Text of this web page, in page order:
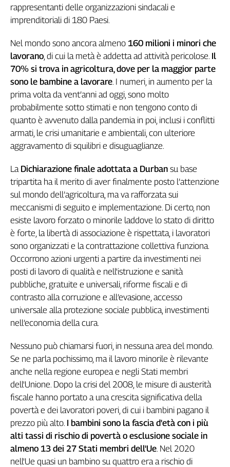
Cgil
Collettiva
Collettiva
Play
Rubriche
Talk
La
settimana
Collettiva
Girasoli
Sassolino
Linea
Economica
Tech
It
Easy
Idea
Diffusa
InFlai
Le
trasmissioni
Work
in
Progress
L'Italia
nel
Lavoro
Territori
Abruzzo-
Molise
rappresentanti delle organizzazioni sindacali e
imprenditoriali di 180 Paesi.
Nel mondo sono ancora almeno 160 milioni i minori che
lavorano, di cui la metà è addetta ad attività pericolose. Il
70% si trova in agricoltura, dove per la maggior parte
sono le bambine a lavorare. I numeri, in aumento per la
prima volta da vent’anni ad oggi, sono molto
probabilmente sotto stimati e non tengono conto di
quanto è avvenuto dalla pandemia in poi, inclusi i conflitti
armati, le crisi umanitarie e ambientali, con ulteriore
aggravamento di squilibri e disuguaglianze.
La Dichiarazione finale adottata a Durban su base
tripartita ha il merito di aver finalmente posto l’attenzione
sul mondo dell’agricoltura, ma va rafforzata sui
meccanismi di seguito e implementazione. Di certo, non
esiste lavoro forzato o minorile laddove lo stato di diritto
è forte, la libertà di associazione è rispettata, i lavoratori
sono organizzati e la contrattazione collettiva funziona.
Occorrono azioni urgenti a partire da investimenti nei
posti di lavoro di qualità e nell'istruzione e sanità
pubbliche, gratuite e universali, riforme fiscali e di
contrasto alla corruzione e all’evasione, accesso
universale alla protezione sociale pubblica, investimenti
nell’economia della cura.
Nessuno può chiamarsi fuori, in nessuna area del mondo.
Se ne parla pochissimo, ma il lavoro minorile è rilevante
anche nella regione europea e negli Stati membri
dell'Unione. Dopo la crisi del 2008, le misure di austerità
fiscale hanno portato a una crescita significativa della
povertà e dei lavoratori poveri, di cui i bambini pagano il
prezzo più alto. I bambini sono la fascia d'età con i più
alti tassi di rischio di povertà o esclusione sociale in
almeno 13 dei 27 Stati membri dell'Ue. Nel 2020
nell'Ue quasi un bambino su quattro era a rischio di